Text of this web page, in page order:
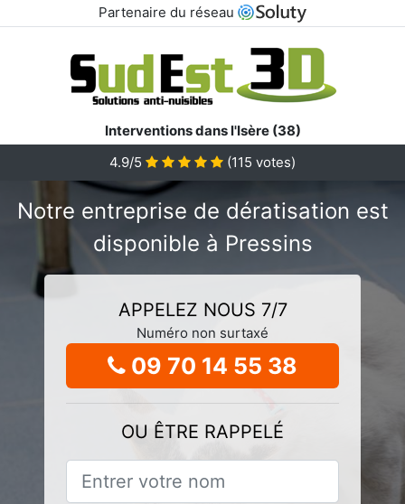
Partenaire du réseau
Interventions dans l'Isère (38)
4.9/5
(115 votes)
Notre entreprise de dératisation est
disponible à Pressins
APPELEZ NOUS 7/7
Numéro non surtaxé
09 70 14 55 38
OU ÊTRE RAPPELÉ